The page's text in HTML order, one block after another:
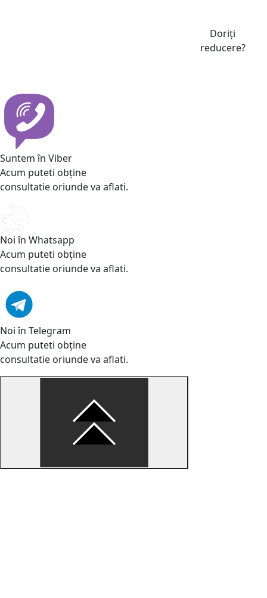
Doriți
reducere?
Suntem în Viber
Acum puteti obține
consultatie oriunde va aflati.
Noi în Whatsapp
Acum puteti obține
consultatie oriunde va aflati.
Noi în Telegram
Acum puteti obține
consultatie oriunde va aflati.